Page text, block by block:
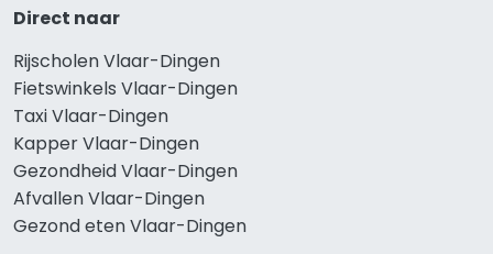
Direct naar
Rijscholen Vlaar-Dingen
Fietswinkels Vlaar-Dingen
Taxi Vlaar-Dingen
Kapper Vlaar-Dingen
Gezondheid Vlaar-Dingen
Afvallen Vlaar-Dingen
Gezond eten Vlaar-Dingen